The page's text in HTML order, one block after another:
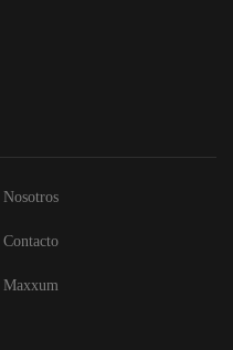
Nosotros
Contacto
Maxxum